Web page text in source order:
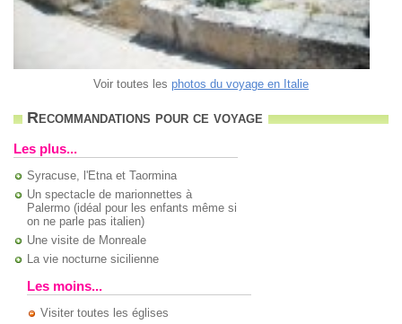
Voir toutes les photos du voyage en Italie
Recommandations pour ce voyage
Les plus...
Syracuse, l'Etna et Taormina
Un spectacle de marionnettes à
Palermo (idéal pour les enfants même si
on ne parle pas italien)
Une visite de Monreale
La vie nocturne sicilienne
Les moins...
Visiter toutes les églises